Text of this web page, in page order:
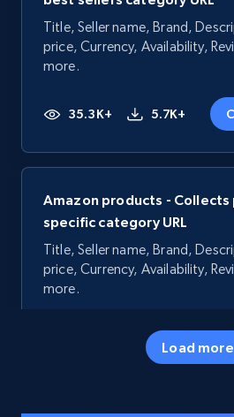
Title, Seller name, Brand,
price, Currency, Availability,
more.
35.3K+ 5.7K+
Amazon products - Collects
specific category URL
Title, Seller name, Brand,
price, Currency, Availability,
more.
5.7K+
Load more